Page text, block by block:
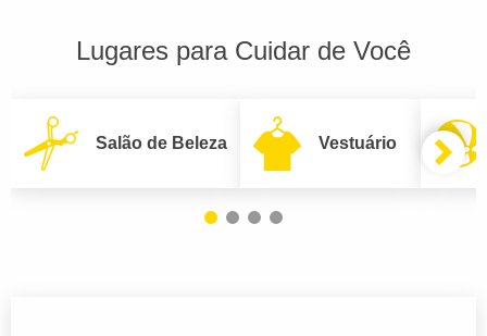
Lugares para Cuidar de Você
Salão de Beleza Vestuário